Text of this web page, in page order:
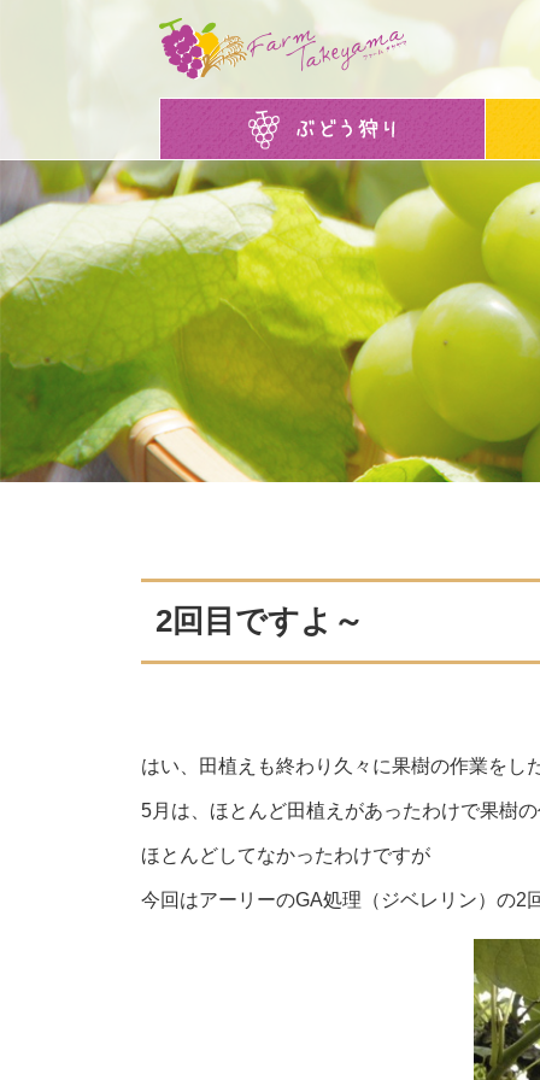
2回目ですよ～
はい、田植えも終わり久々に果樹の作業をし
5月は、ほとんど田植えがあったわけで果樹
ほとんどしてなかったわけですが
今回はアーリーのGA処理（ジベレリン）の2